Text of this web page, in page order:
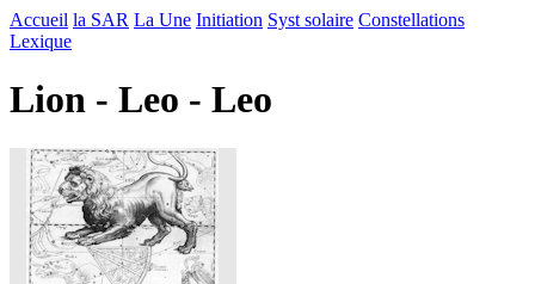
Accueil la SAR La Une Initiation Syst solaire Constellations
Lexique
Lion - Leo - Leo